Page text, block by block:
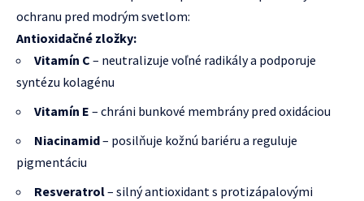
ochranu pred modrým svetlom:
Antioxidačné zložky:
Vitamín C – neutralizuje voľné radikály a podporuje
syntézu kolagénu
Vitamín E – chráni bunkové membrány pred oxidáciou
Niacinamid– posilňuje kožnú bariéru a reguluje
pigmentáciu
Resveratrol– silný antioxidant s protizápalovými